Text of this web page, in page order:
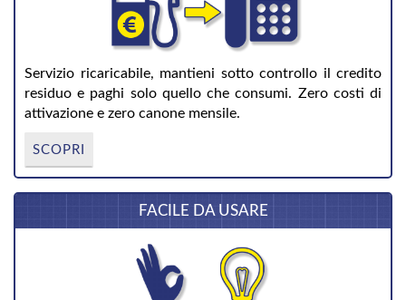
Servizio ricaricabile, mantieni sotto controllo il credito
residuo e paghi solo quello che consumi. Zero costi di
attivazione e zero canone mensile.
SCOPRI
FACILE DA USARE